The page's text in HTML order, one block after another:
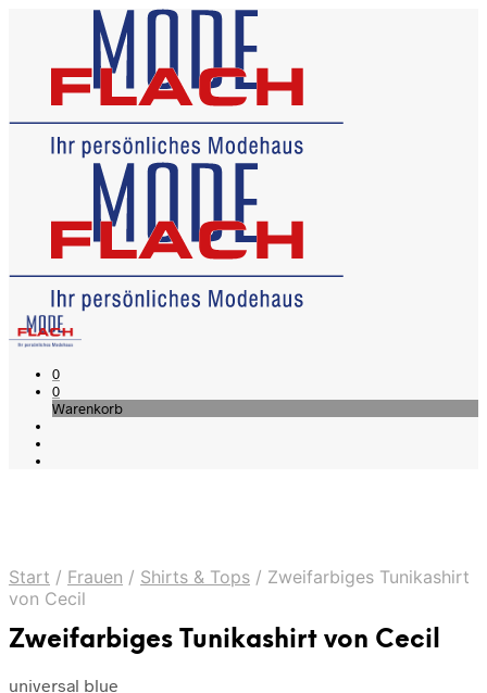
0
0
Warenkorb
Start / Frauen / Shirts & Tops / Zweifarbiges Tunikashirt
von Cecil
Zweifarbiges Tunikashirt von Cecil
universal blue